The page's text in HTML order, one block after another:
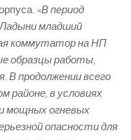
«В период
младший
коммутатор на НП
образцы работы,
В продолжении всего
районе, в условиях
мощных огневых
опасности для